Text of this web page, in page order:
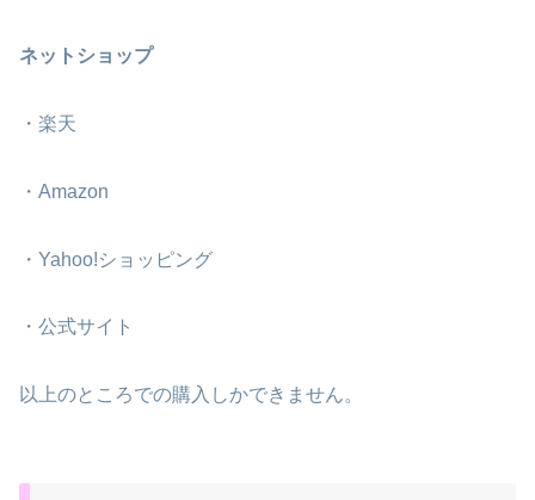
ネットショップ
・楽天
・Amazon
・Yahoo!ショッピング
・公式サイト
以上のところでの購入しかできません。